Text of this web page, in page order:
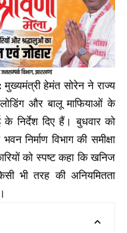
मुख्यमंत्री हेमंत सोरेन ने राज्य
और बालू माफियाओं के
के निर्देश दिए हैं। बुधवार को
निर्माण विभाग की समीक्षा
को स्पष्ट कहा कि खनिज
भी तरह की अनियमितता